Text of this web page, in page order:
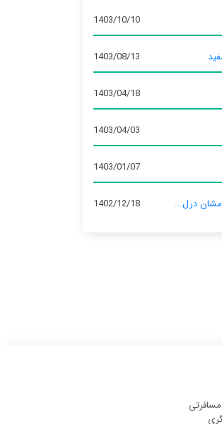
1403/10/10
1403/08/13
1403/04/18
1403/04/03
1403/01/07
درل... 1402/12/18